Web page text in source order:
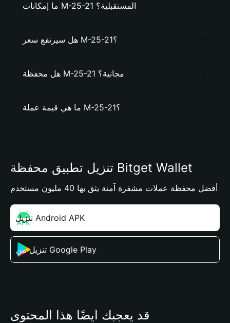
ما إمكانات M-25-21 المستقبلية؟
هل سيرتفع سعر M-25-21؟
هل محفظة M-25-21 مجانية؟
ما هي قيمة عملة M-25-21؟
تنزيل تطبيق محفظة Bitget Wallet
أفضل محفظة عملات مشفرة آمنة يثق بها 40 مليون مستخدم
تنزيل Android APK
تنزيل من Google Play
قد يعجبك أيضًا هذا المحتوى